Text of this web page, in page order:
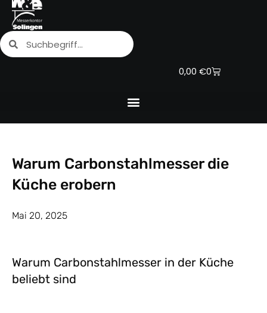
Zum
Inhalt
springen
SucheSuche
0,00 €0
Warenkorb
Warum Carbonstahlmesser die
Küche erobern
Mai 20, 2025
Warum Carbonstahlmesser in der Küche
beliebt sind